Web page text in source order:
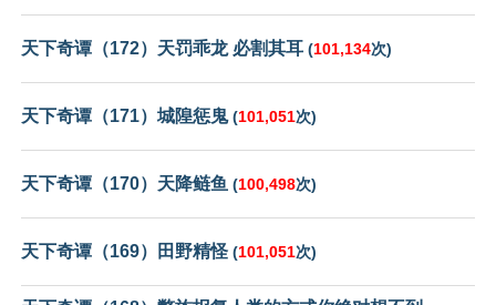
天下奇谭（172）天罚乖龙 必割其耳 (101,134次)
天下奇谭（171）城隍惩鬼(101,051次)
天下奇谭（170）天降鲢鱼 (100,498次)
天下奇谭（169）田野精怪 (101,051次)